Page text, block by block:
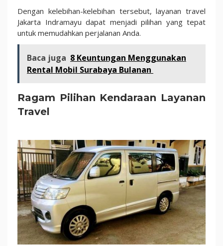
Dengan kelebihan-kelebihan tersebut, layanan travel
Jakarta Indramayu dapat menjadi pilihan yang tepat
untuk memudahkan perjalanan Anda.
Baca juga 8 Keuntungan Menggunakan
Rental Mobil Surabaya Bulanan
Ragam Pilihan Kendaraan Layanan
Travel